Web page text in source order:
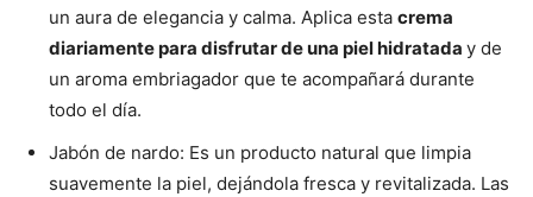
un aura de elegancia y calma. Aplica esta crema
diariamente para disfrutar de una piel hidratada y de
un aroma embriagador que te acompañará durante
todo el día.
Jabón de nardo: Es un producto natural que limpia
suavemente la piel, dejándola fresca y revitalizada. Las